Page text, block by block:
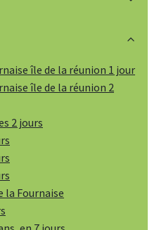
île de la réunion 1 jour
île de la réunion 2
2 jours
la Fournaise